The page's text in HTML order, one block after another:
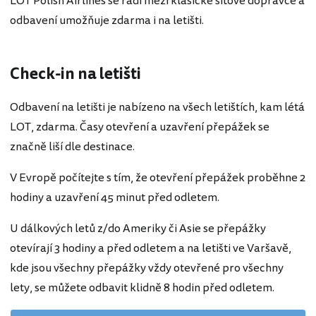
odbavení umožňuje zdarma i na letišti.
Check-in na letišti
Odbavení na letišti je nabízeno na všech letištích, kam létá
LOT, zdarma. Časy otevření a uzavření přepážek se
značně liší dle destinace.
V Evropě počítejte s tím, že otevření přepážek proběhne 2
hodiny a uzavření 45 minut před odletem.
U dálkových letů z/do Ameriky či Asie se přepážky
otevírají 3 hodiny a před odletem a na letišti ve Varšavě,
kde jsou všechny přepážky vždy otevřené pro všechny
lety, se můžete odbavit klidně 8 hodin před odletem.